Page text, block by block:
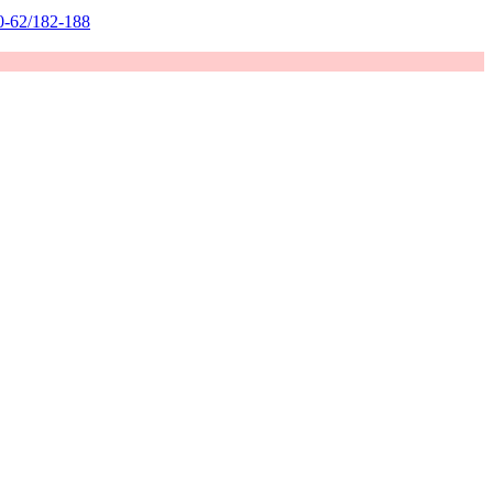
62/182-188